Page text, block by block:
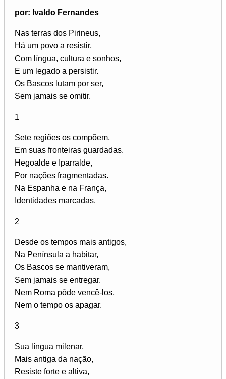
por: Ivaldo Fernandes
Nas terras dos Pirineus,
Há um povo a resistir,
Com língua, cultura e sonhos,
E um legado a persistir.
Os Bascos lutam por ser,
Sem jamais se omitir.
1
Sete regiões os compõem,
Em suas fronteiras guardadas.
Hegoalde e Iparralde,
Por nações fragmentadas.
Na Espanha e na França,
Identidades marcadas.
2
Desde os tempos mais antigos,
Na Península a habitar,
Os Bascos se mantiveram,
Sem jamais se entregar.
Nem Roma pôde vencê-los,
Nem o tempo os apagar.
3
Sua língua milenar,
Mais antiga da nação,
Resiste forte e altiva,